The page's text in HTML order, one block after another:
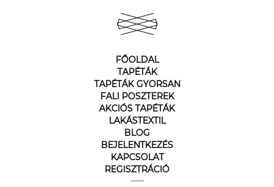
FŐOLDAL
TAPÉTÁK
TAPÉTÁK GYORSAN
FALI POSZTEREK
AKCIÓS TAPÉTÁK
LAKÁSTEXTIL
BLOG
BEJELENTKEZÉS
KAPCSOLAT
REGISZTRÁCIÓ